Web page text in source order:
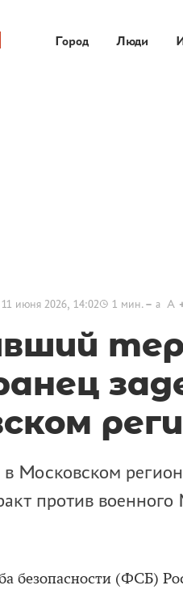
Город Люди
11 июня 2026, 14:02 1 мин. a A
Московском
против
безопасности (ФСБ)